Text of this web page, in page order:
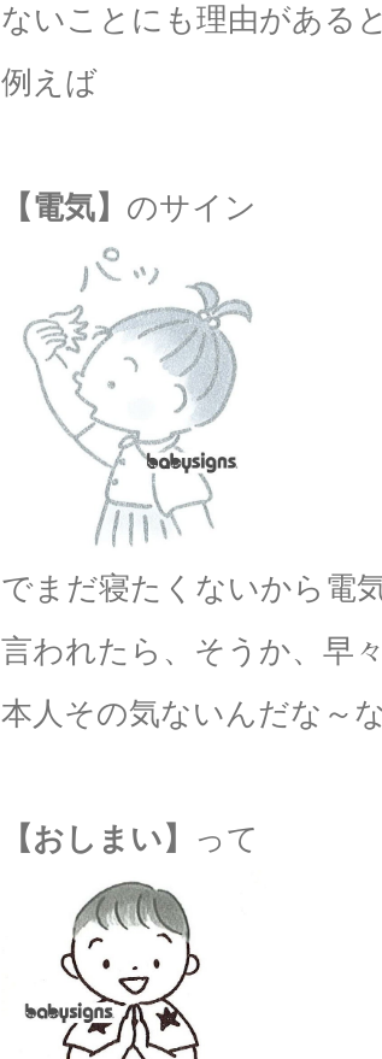
ないことにも理由がある
例えば
【電気】 のサイン
でまだ寝たくないから電
言われたら、そうか、早
本人その気ないんだな～
【おしまい】 って